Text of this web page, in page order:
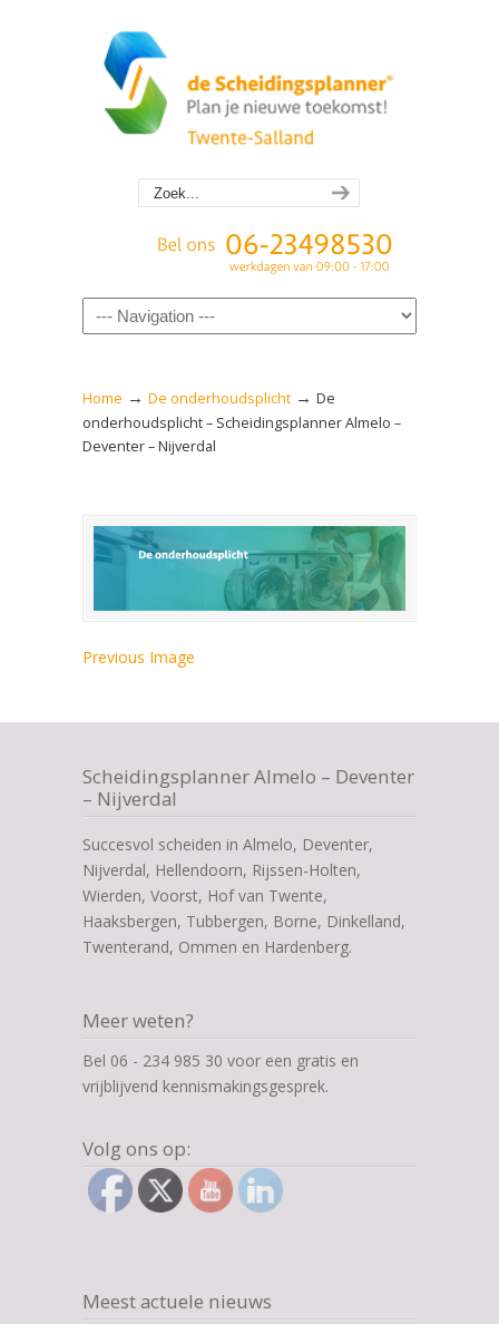
Navigation
Home → De onderhoudsplicht → De
onderhoudsplicht – Scheidingsplanner Almelo –
Deventer – Nijverdal
Previous Image
Scheidingsplanner Almelo – Deventer
– Nijverdal
Succesvol scheiden in Almelo, Deventer,
Nijverdal, Hellendoorn, Rijssen-Holten,
Wierden, Voorst, Hof van Twente,
Haaksbergen, Tubbergen, Borne, Dinkelland,
Twenterand, Ommen en Hardenberg.
Meer weten?
Bel 06 - 234 985 30 voor een gratis en
vrijblijvend kennismakingsgesprek.
Volg ons op:
Meest actuele nieuws